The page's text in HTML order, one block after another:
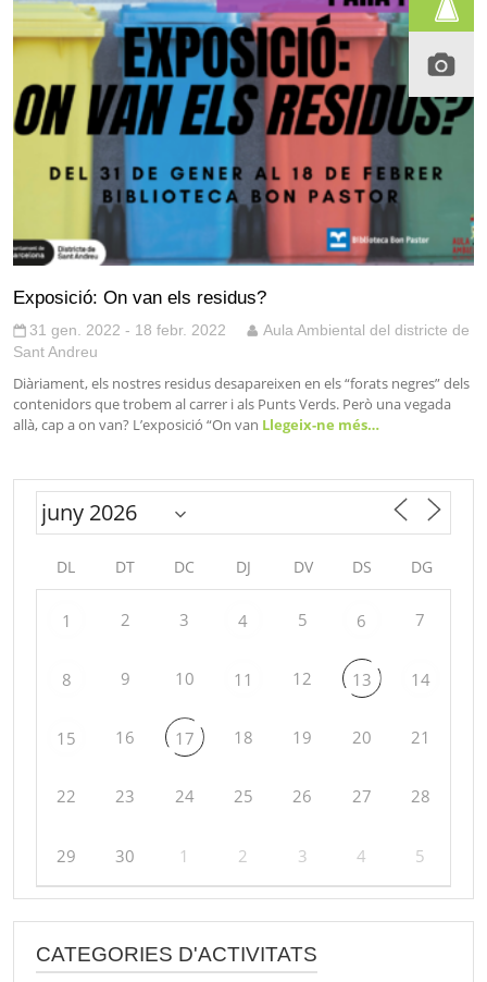
Exposició: On van els residus?
31 gen. 2022 - 18 febr. 2022
Aula Ambiental del districte de
Sant Andreu
Diàriament, els nostres residus desapareixen en els “forats negres” dels
contenidors que trobem al carrer i als Punts Verds. Però una vegada
allà, cap a on van? L’exposició “On van Llegeix-ne més…
DL DT DC DJ DV DS DG
1 2 3 4 5 6 7
8 9 10 11 12 13 14
15 16 17 18 19 20 21
22 23 24 25 26 27 28
29 30 1 2 3 4 5
CATEGORIES D'ACTIVITATS